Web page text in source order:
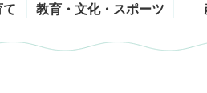
て 教育・文化・スポーツ